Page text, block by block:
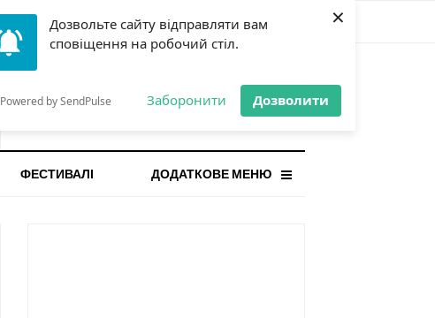
Дозвольте сайту відправляти вам
сповіщення на робочий стіл.
Powered by SendPulse Заборонити Дозволити
×
ОСТАННЯ НОВИНА
Gorilla і відповідальна гра:
чому ліміти важливі поруч із
ДОДАТКОВЕ МЕНЮ
ФЕСТИВАЛІ